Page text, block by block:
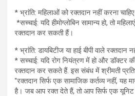
* भ्रांति: महिलाओं को रक्तदान नहीं करना
*सच्चाई: यदि हीमोग्लोबिन सामान्य हो, तो
रक्तदान कर सकती हैं।
* भ्रांति: डायबिटीज या हाई बीपी वाले
* सच्चाई: यदि रोग नियंत्रण में हो और डॉक्टर
रक्तदान कर सकते हैं. इस संबंध में श्रीमती
"रक्तदान सिर्फ एक सामाजिक कर्तव्य नहीं, यह
है। जब आप रक्त देते हैं, तो आप सिर्फ एक यूनिट